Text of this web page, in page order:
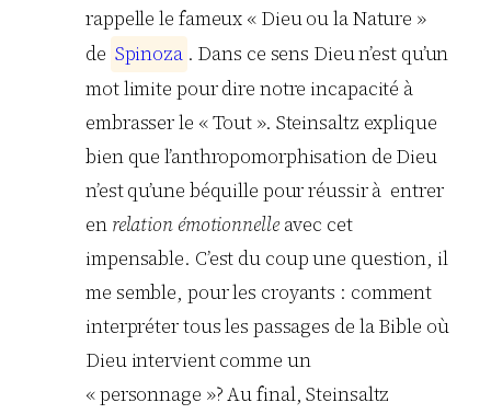
rappelle le fameux « Dieu ou la Nature »
de Spinoza . Dans ce sens Dieu n’est qu’un
mot limite pour dire notre incapacité à
embrasser le « Tout ». Steinsaltz explique
bien que l’anthropomorphisation de Dieu
n’est qu’une béquille pour réussir à entrer
en relation émotionnelleavec cet
impensable. C’est du coup une question, il
me semble, pour les croyants : comment
interpréter tous les passages de la Bible où
Dieu intervient comme un
« personnage »? Au final, Steinsaltz